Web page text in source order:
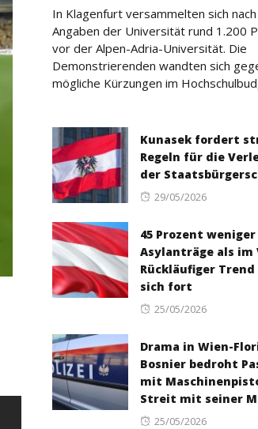
In Klagenfurt versammelten sich nach
Angaben der Universität rund 1.200
vor der Alpen-Adria-Universität. Die
Demonstrierenden wandten sich
mögliche Kürzungen im
Kunasek fordert
Regeln für die
der
Posted
29/05/2026
45 Prozent weniger
Asylanträge als im
Rückläufiger
sich fort
Posted
25/05/2026
Drama in Wien-
Bosnier bedroht
mit
Streit mit seiner
Posted
25/05/2026